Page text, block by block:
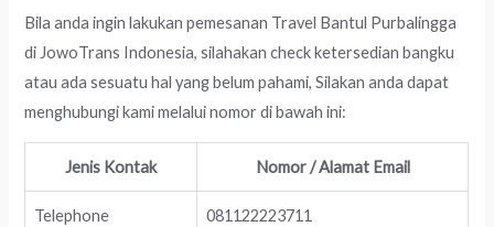
Bila anda ingin lakukan pemesanan Travel Bantul Purbalingga
di JowoTrans Indonesia, silahakan check ketersedian bangku
atau ada sesuatu hal yang belum pahami, Silakan anda dapat
menghubungi kami melalui nomor di bawah ini:
Jenis Kontak Nomor / Alamat Email
Telephone 081122223711